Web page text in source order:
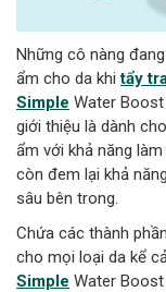
Những cô nàng
ẩm cho da khitẩy
Simple Water
giới thiệu là dành
ẩm với khả năng
còn đem lại khả
sâu bên trong.
Chứa các thành
cho mọi loại da kể
Simple Water Boost